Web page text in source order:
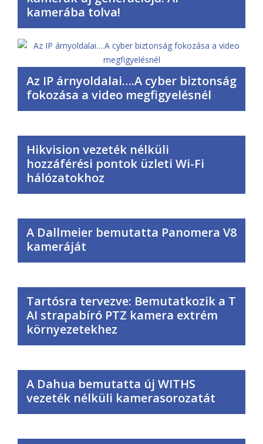
kamerába tolva!
Az IP árnyoldalai….A cyber biztonság
fokozása a video megfigyelésnél
Hikvision vezeték nélküli
hozzáférési pontok üzleti Wi-Fi
hálózatokhoz
A Dallmeier bemutatta Panomera V8
kameráját
Tartósra tervezve: Bemutatkozik a T
AI strapabíró PTZ kamera extrém
környezetekhez
A Dahua bemutatta új WITHS
vezeték nélküli kamerasorozatát